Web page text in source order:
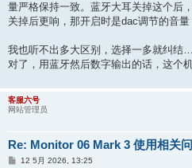
量严格保持一致。蓝牙大耳关掉这个后
关掉后更响，那开启时是dac调节的音量
我也听不出多大区别，选择一多就纠结…
对了，用蓝牙然后数字输出的话，这个
客服六号
网站管理员
Re: Monitor 06 Mark 3 使用相关
帖12 5月 2026, 13:25